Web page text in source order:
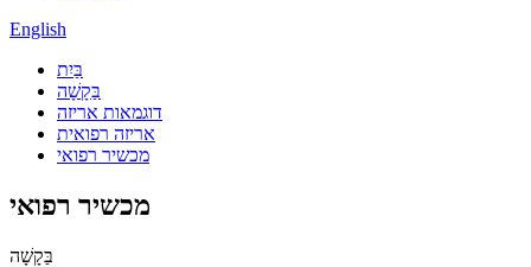
English
בַּיִת
בַּקָשָׁה
דוגמאות אריזה
אריזה רפואית
מכשיר רפואי
מכשיר רפואי
בַּקָשָׁה